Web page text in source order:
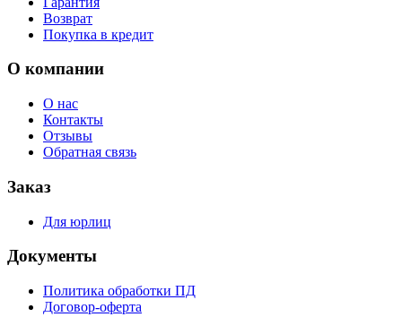
Возврат
Покупка в кредит
О компании
О нас
Контакты
Отзывы
Обратная связь
Заказ
Для юрлиц
Документы
Политика обработки ПД
Договор-оферта